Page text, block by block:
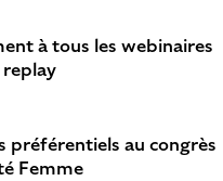
à tous les webinaires
préférentiels au congrès
Femme